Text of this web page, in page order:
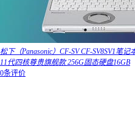
松下（Panasonic）CF-SV CF-SV8SV1笔
11代四核尊贵旗舰款 256G固态硬盘16GB
0条评价